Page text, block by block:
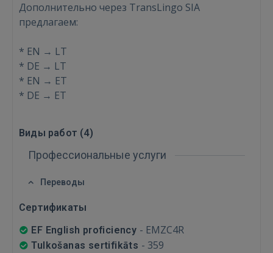
GOOGLE
Дополнительно через TransLingo SIA
предлагаем:
* EN → LT
* DE → LT
* EN → ET
* DE → ET
Виды работ (4)
Профессиональные услуги
Переводы
Сертификаты
EF English proficiency - EMZC4R
Tulkošanas sertifikāts - 359